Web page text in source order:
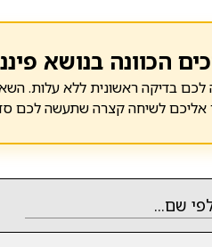
הכוונה בנושא
לכם בדיקה ראשונית ללא עלות.
אליכם לשיחה קצרה שתעשה לכם